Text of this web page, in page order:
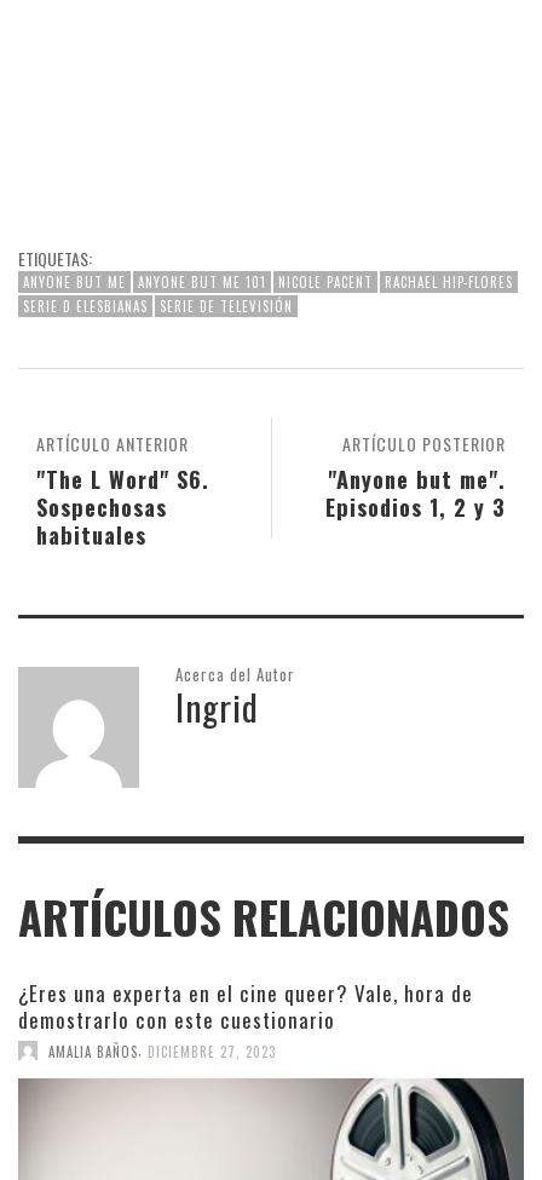
ETIQUETAS:
ANYONE BUT ME ANYONE BUT ME 101 NICOLE PACENT
RACHAEL HIP-FLORES
SERIE D ELESBIANAS
SERIE DE TELEVISIÓN
ARTÍCULO POSTERIOR
"Anyone but me".
Episodios 1, 2 y 3
ARTÍCULO ANTERIOR
"The L Word" S6.
Sospechosas
habituales
Acerca del Autor
Ingrid
ARTÍCULOS RELACIONADOS
¿Eres una experta en el cine queer? Vale, hora de
demostrarlo con este cuestionario
AMALIA BAÑOS DICIEMBRE 27, 2023